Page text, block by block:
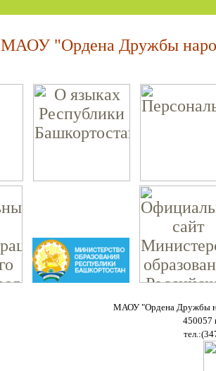
МАОУ "Ордена Дружбы
МАОУ "Ордена Дружбы
450057